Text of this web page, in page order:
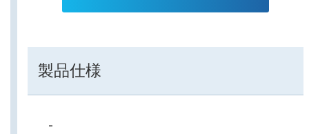
製品仕様
-